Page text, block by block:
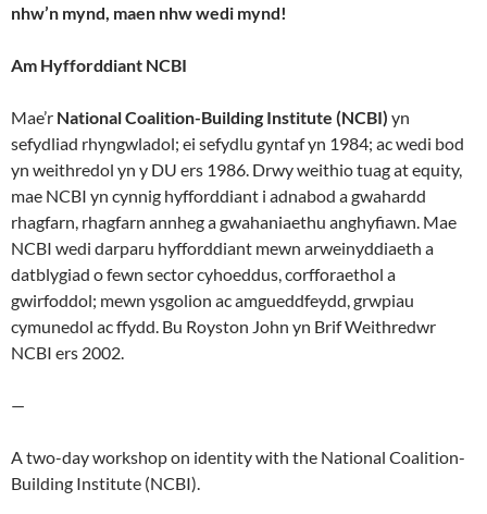
nhw’n mynd, maen nhw wedi mynd!
Am Hyfforddiant NCBI
Mae’r National Coalition-Building Institute (NCBI) yn
sefydliad rhyngwladol; ei sefydlu gyntaf yn 1984; ac wedi bod
yn weithredol yn y DU ers 1986. Drwy weithio tuag at equity,
mae NCBI yn cynnig hyfforddiant i adnabod a gwahardd
rhagfarn, rhagfarn annheg a gwahaniaethu anghyfiawn. Mae
NCBI wedi darparu hyfforddiant mewn arweinyddiaeth a
datblygiad o fewn sector cyhoeddus, corfforaethol a
gwirfoddol; mewn ysgolion ac amgueddfeydd, grwpiau
cymunedol ac ffydd. Bu Royston John yn Brif Weithredwr
NCBI ers 2002.
—
A two-day workshop on identity with the National Coalition-
Building Institute (NCBI).